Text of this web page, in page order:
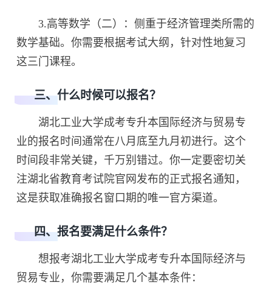
3.高等数学（二）：侧重于经济管理类所需的
数学基础。你需要根据考试大纲，针对性地复习
这三门课程。
三、什么时候可以报名？
湖北工业大学成考专升本国际经济与贸易专
业的报名时间通常在八月底至九月初进行。这个
时间段非常关键，千万别错过。你一定要密切关
注湖北省教育考试院官网发布的正式报名通知，
这是获取准确报名窗口期的唯一官方渠道。
四、报名要满足什么条件？
想报考湖北工业大学成考专升本国际经济与
贸易专业，你需要满足几个基本条件：